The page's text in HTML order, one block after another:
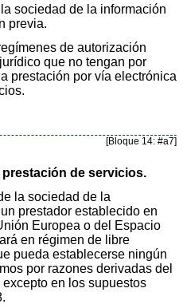
sociedad de la información
previa.
de autorización
que no tengan por
prestación por vía electrónica
[Bloque 14: #a7]
de servicios.
la sociedad de la
prestador establecido en
Europea o del Espacio
en régimen de libre
pueda establecerse ningún
por razones derivadas del
en los supuestos